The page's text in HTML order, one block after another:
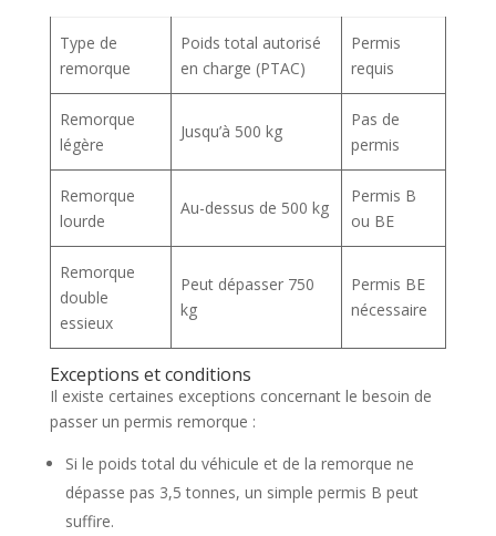
Type de
remorque
Poids total autorisé
en charge (PTAC)
Permis
requis
Remorque
légère
Jusqu’à 500 kg
Pas de
permis
Remorque
lourde
Au-dessus de 500 kg
Permis B
ou BE
Remorque
double
essieux
Peut dépasser 750
kg
Permis BE
nécessaire
Exceptions et conditions
Il existe certaines exceptions concernant le besoin de
passer un permis remorque :
Si le poids total du véhicule et de la remorque ne
dépasse pas 3,5 tonnes, un simple permis B peut
suffire.